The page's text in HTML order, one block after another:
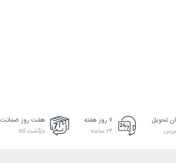
تحویل ۷ روز هفته
۲۴ ساعته
هفت روز ضمانت
بازگشت کالا